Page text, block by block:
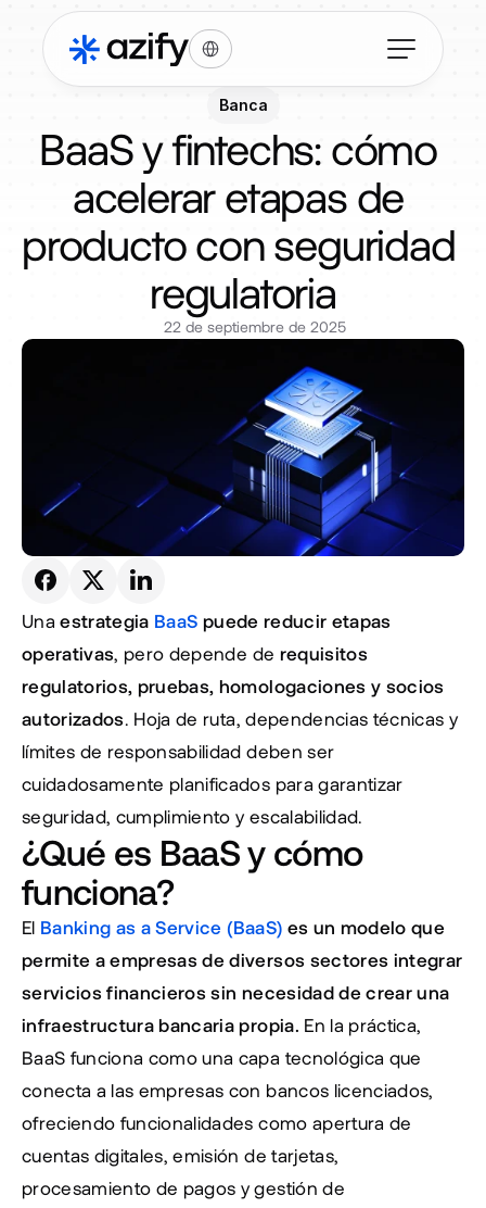
Select Language
Banca
BaaS y fintechs: cómo
acelerar etapas de
producto con seguridad
regulatoria
22 de septiembre de 2025
Una estrategia BaaS puede reducir etapas
operativas, pero depende de requisitos
regulatorios, pruebas, homologaciones y socios
autorizados. Hoja de ruta, dependencias técnicas y
límites de responsabilidad deben ser
cuidadosamente planificados para garantizar
seguridad, cumplimiento y escalabilidad.
¿Qué es BaaS y cómo
funciona?
El Banking as a Service (BaaS) es un modelo que
permite a empresas de diversos sectores integrar
servicios financieros sin necesidad de crear una
infraestructura bancaria propia. En la práctica,
BaaS funciona como una capa tecnológica que
conecta a las empresas con bancos licenciados,
ofreciendo funcionalidades como apertura de
cuentas digitales, emisión de tarjetas,
procesamiento de pagos y gestión de